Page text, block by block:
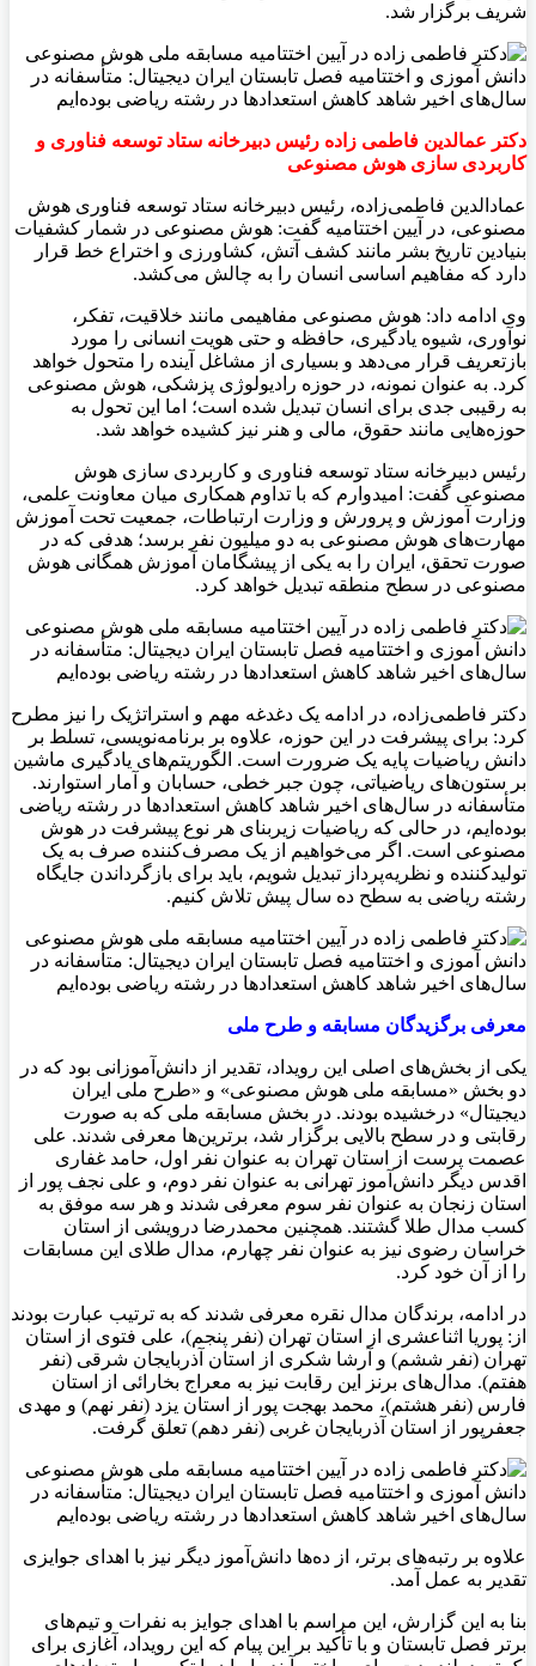
شریف برگزار شد.
دکتر عمالدین فاطمی زاده‌ رئیس دبیرخانه ستاد توسعه فناوری و
کاربردی سازی هوش مصنوعی
عمادالدین فاطمی‌زاده، رئیس دبیرخانه ستاد توسعه فناوری هوش
مصنوعی، در آیین اختتامیه گفت: هوش مصنوعی در شمار کشفیات
بنیادین تاریخ بشر مانند کشف آتش، کشاورزی و اختراع خط قرار
دارد که مفاهیم اساسی انسان را به چالش می‌کشد.
وی ادامه داد: هوش مصنوعی مفاهیمی مانند خلاقیت، تفکر،
نوآوری، شیوه یادگیری، حافظه و حتی هویت انسانی را مورد
بازتعریف قرار می‌دهد و بسیاری از مشاغل آینده را متحول خواهد
کرد. به عنوان نمونه، در حوزه رادیولوژی پزشکی، هوش مصنوعی
به رقیبی جدی برای انسان تبدیل شده است؛ اما این تحول به
حوزه‌هایی مانند حقوق، مالی و هنر نیز کشیده خواهد شد.
رئیس دبیرخانه ستاد توسعه فناوری و کاربردی سازی هوش
مصنوعی گفت: امیدوارم که با تداوم همکاری میان معاونت علمی،
وزارت آموزش و پرورش و وزارت ارتباطات، جمعیت تحت آموزش
مهارت‌های هوش مصنوعی به دو میلیون نفر برسد؛ هدفی که در
صورت تحقق، ایران را به یکی از پیشگامان آموزش همگانی هوش
مصنوعی در سطح منطقه تبدیل خواهد کرد.
دکتر فاطمی‌زاده، در ادامه یک دغدغه مهم و استراتژیک را نیز مطرح
کرد: برای پیشرفت در این حوزه، علاوه بر برنامه‌نویسی، تسلط بر
دانش ریاضیات پایه یک ضرورت است. الگوریتم‌های یادگیری ماشین
بر ستون‌های ریاضیاتی، چون جبر خطی، حسابان و آمار استوارند.
متأسفانه در سال‌های اخیر شاهد کاهش استعداد‌ها در رشته ریاضی
بوده‌ایم، در حالی که ریاضیات زیربنای هر نوع پیشرفت در هوش
مصنوعی است. اگر می‌خواهیم از یک مصرف‌کننده صرف به یک
تولیدکننده و نظریه‌پرداز تبدیل شویم، باید برای بازگرداندن جایگاه
رشته ریاضی به سطح ده سال پیش تلاش کنیم.
معرفی برگزیدگان مسابقه و طرح ملی
یکی از بخش‌های اصلی این رویداد، تقدیر از دانش‌آموزانی بود که در
دو بخش «مسابقه ملی هوش مصنوعی» و «طرح ملی ایران
دیجیتال» درخشیده بودند. در بخش مسابقه ملی که به صورت
رقابتی و در سطح بالایی برگزار شد، برترین‌ها معرفی شدند. علی
عصمت پرست از استان تهران به عنوان نفر اول، حامد غفاری
اقدس دیگر دانش‌آموز تهرانی به عنوان نفر دوم، و علی نجف پور از
استان زنجان به عنوان نفر سوم معرفی شدند و هر سه موفق به
کسب مدال طلا گشتند. همچنین محمدرضا درویشی از استان
خراسان رضوی نیز به عنوان نفر چهارم، مدال طلای این مسابقات
را از آن خود کرد.
در ادامه، برندگان مدال نقره معرفی شدند که به ترتیب عبارت بودند
از: پوریا اثناعشری از استان تهران (نفر پنجم)، علی فتوی از استان
تهران (نفر ششم) و آرشا شکری از استان آذربایجان شرقی (نفر
هفتم). مدال‌های برنز این رقابت نیز به معراج بخارائی از استان
فارس (نفر هشتم)، محمد بهجت پور از استان یزد (نفر نهم) و مهدی
جعفرپور از استان آذربایجان غربی (نفر دهم) تعلق گرفت.
علاوه بر رتبه‌های برتر، از ده‌ها دانش‌آموز دیگر نیز با اهدای جوایزی
تقدیر به عمل آمد.
بنا به این گزارش، این مراسم با اهدای جوایز به نفرات و تیم‌های
برتر فصل تابستان و با تأکید بر این پیام که این رویداد، آغازی برای